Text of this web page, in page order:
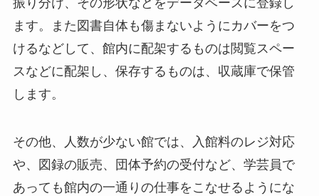
ます。また図書自体も傷まないようにカバーをつ
けるなどして、館内に配架するものは閲覧スペー
スなどに配架し、保存するものは、収蔵庫で保管
します。
その他、人数が少ない館では、入館料のレジ対応
や、図録の販売、団体予約の受付など、学芸員で
あっても館内の一通りの仕事をこなせるようにな